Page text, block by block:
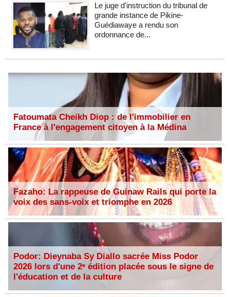
Le juge d'instruction du tribunal de
grande instance de Pikine-
Guédiawaye a rendu son
ordonnance de...
Fatoumata Cheikh Diop : de l'immobilier en
France à l'engagement citoyen à la Médina
Fazaho: La rappeuse de Guinaw Rails qui porte la
voix des sans-voix et triomphe en 2026
Podor: Dieynaba Sy Diallo sacrée Miss Podor
2026 lors d'une 2ᵉ édition placée sous le signe de
l'éducation et de la culture